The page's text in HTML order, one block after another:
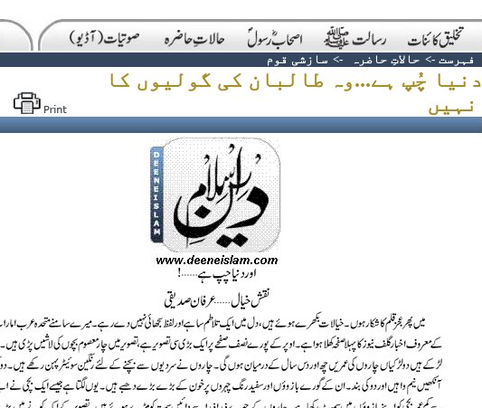
فہرست ->حالاتِ حاضرہ ->سازشی قوم
دنیا چُپ ہے...وہ طالبان کی گولیوں کا